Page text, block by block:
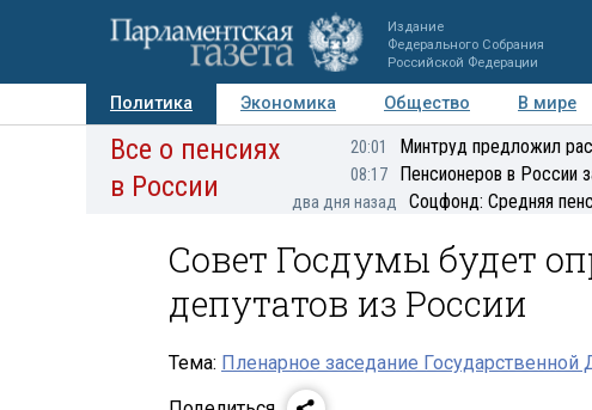
Издание
Федерального Собрания
Российской Федерации
Политика Экономика Общество В мире
Авторы Персоны Мнения Регионы
Все о пенсиях
в России
20:01 Минтруд предложил
08:17 Пенсионеров в России
два дня назад Соцфонд: Средняя
Совет Госдумы будет
депутатов из России
Тема: Пленарное заседание